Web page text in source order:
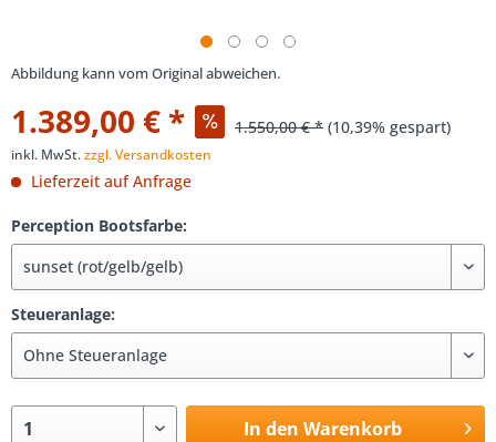
Abbildung kann vom Original abweichen.
1.389,00 € * 1.550,00 € * (10,39% gespart)
inkl. MwSt.zzgl. Versandkosten
Lieferzeit auf Anfrage
Perception Bootsfarbe:
Steueranlage:
In den Warenkorb